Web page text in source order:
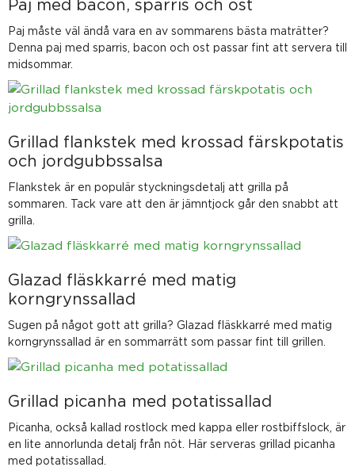
Paj med bacon, sparris och ost
Paj måste väl ändå vara en av sommarens bästa maträtter?
Denna paj med sparris, bacon och ost passar fint att servera till
midsommar.
Grillad flankstek med krossad färskpotatis
och jordgubbssalsa
Flankstek är en populär styckningsdetalj att grilla på
sommaren. Tack vare att den är jämntjock går den snabbt att
grilla.
Glazad fläskkarré med matig
korngrynssallad
Sugen på något gott att grilla? Glazad fläskkarré med matig
korngrynssallad är en sommarrätt som passar fint till grillen.
Grillad picanha med potatissallad
Picanha, också kallad rostlock med kappa eller rostbiffslock, är
en lite annorlunda detalj från nöt. Här serveras grillad picanha
med potatissallad.